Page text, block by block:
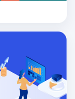
解官方网站